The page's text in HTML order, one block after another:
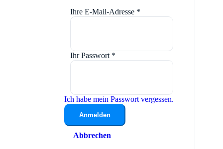
Ihre E-Mail-Adresse *
Ihr Passwort *
Ich habe mein Passwort vergessen.
Anmelden
Abbrechen